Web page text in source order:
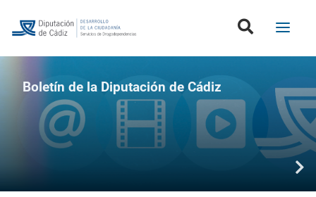
Boletín de la Diputación de Cádiz